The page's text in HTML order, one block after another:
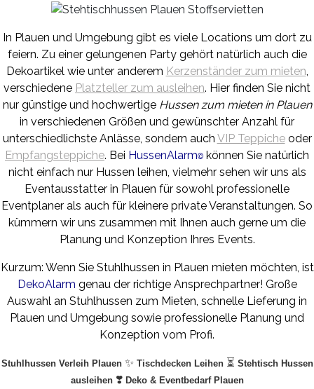
In Plauen und Umgebung gibt es viele Locations um dort zu
feiern. Zu einer gelungenen Party gehört natürlich auch die
Dekoartikel wie unter anderem Kerzenständer zum mieten,
verschiedene Platzteller zum ausleihen. Hier finden Sie nicht
nur günstige und hochwertige Hussen zum mieten in Plauen
in verschiedenen Größen und gewünschter Anzahl für
unterschiedlichste Anlässe, sondern auch VIP Teppicheoder
Empfangsteppiche. Bei HussenAlarm© können Sie natürlich
nicht einfach nur Hussen leihen, vielmehr sehen wir uns als
Eventausstatter in Plauen für sowohl professionelle
Eventplaner als auch für kleinere private Veranstaltungen. So
kümmern wir uns zusammen mit Ihnen auch gerne um die
Planung und Konzeption Ihres Events.
Kurzum: Wenn Sie Stuhlhussen in Plauen mieten möchten, ist
DekoAlarm genau der richtige Ansprechpartner! Große
Auswahl an Stuhlhussen zum Mieten, schnelle Lieferung in
Plauen und Umgebung sowie professionelle Planung und
Konzeption vom Profi.
Stuhlhussen Verleih Plauen ✨ Tischdecken Leihen⏳ Stehtisch Hussen
ausleihen❣️ Deko & Eventbedarf Plauen